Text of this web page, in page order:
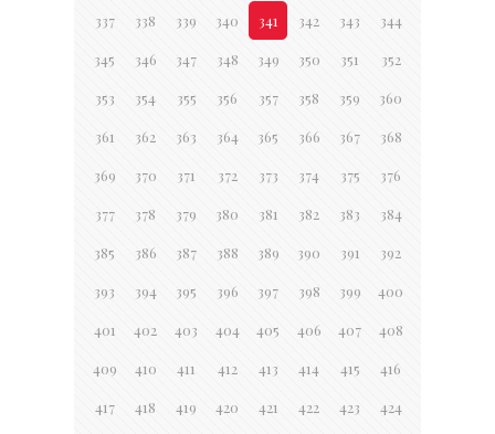
337 338 339 340 341 342 343 344
345 346 347 348 349 350 351 352
353 354 355 356 357 358 359 360
361 362 363 364 365 366 367 368
369 370 371 372 373 374 375 376
377 378 379 380 381 382 383 384
385 386 387 388 389 390 391 392
393 394 395 396 397 398 399 400
401 402 403 404 405 406 407 408
409 410 411 412 413 414 415 416
417 418 419 420 421 422 423 424